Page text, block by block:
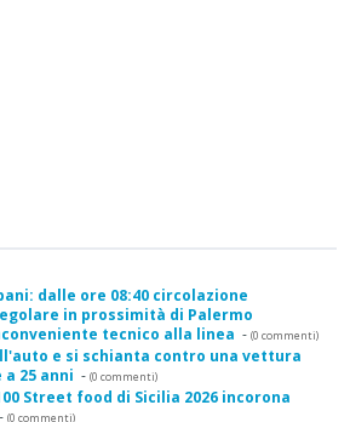
dalle ore 08:40 circolazione
in prossimità di Palermo
tecnico alla linea - (0 commenti)
e si schianta contro una vettura
25 anni - (0 commenti)
Street food di Sicilia 2026 incorona
- (0 commenti)